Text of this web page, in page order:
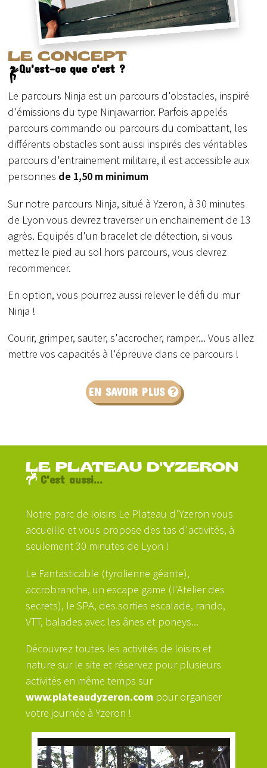
LE CONCEPT
Qu'est-ce que c'est ?
Le parcours Ninja est un parcours d'obstacles, inspiré
d'émissions du type Ninjawarrior. Parfois appelés
parcours commando ou parcours du combattant, les
différents obstacles sont aussi inspirés des véritables
parcours d'entrainement militaire, il est accessible aux
personnes de 1,50 m minimum
Sur notre parcours Ninja, situé à Yzeron, à 30 minutes
de Lyon vous devrez traverser un enchainement de 13
agrès. Equipés d'un bracelet de détection, si vous
mettez le pied au sol hors parcours, vous devrez
recommencer.
En option, vous pourrez aussi relever le défi du mur
Ninja !
Courir, grimper, sauter, s'accrocher, ramper... Vous allez
mettre vos capacités à l'épreuve dans ce parcours !
EN SAVOIR PLUS
LE PLATEAU D'YZERON
C'est aussi...
Notre parc de loisirs Le Plateau d'Yzeron vous
accueille et vous propose des tas d'activités, à
seulement 30 minutes de Lyon !
Le Fantasticable (tyrolienne géante),
accrobranche, un escape game (l'Atelier des
secrets), le SPA, des sorties escalade, rando,
VTT, balades avec les ânes et poneys...
Découvrez toutes les activités de loisirs et
nature sur le site et réservez pour plusieurs
activités en même temps sur
www.plateaudyzeron.compour organiser
votre journée à Yzeron !